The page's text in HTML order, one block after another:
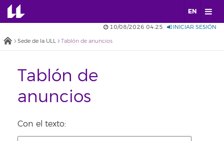
EN
10/08/2026 04:25 INICIAR SESIÓN
Sede de la ULL Tablón de anuncios
Tablón de
anuncios
Con el texto: